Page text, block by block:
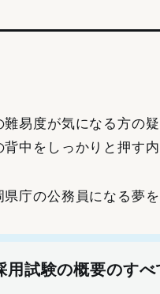
易度が気になる方の
中をしっかりと押す内
庁の公務員になる夢
用試験の概要のす